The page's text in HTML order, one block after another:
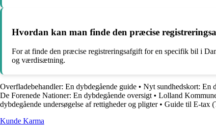
Hvordan kan man finde den præcise
For at finde den præcise registreringsafgift for en specifik bil i
og værdisætning.
Overfladebehandler: En dybdegående guide • Nyt sundhedskort: En
De Forenede Nationer: En dybdegående oversigt • Lolland
dybdegående undersøgelse af rettigheder og pligter• Guide til E-tax
Kunde Karma